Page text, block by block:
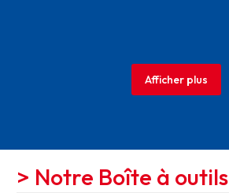
Afficher plus
> Notre Boîte à outils